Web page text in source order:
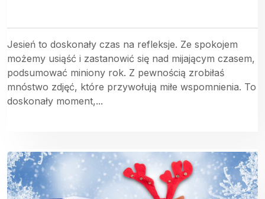
Jesień to doskonały czas na refleksje. Ze spokojem
możemy usiąść i zastanowić się nad mijającym czasem,
podsumować miniony rok. Z pewnością zrobiłaś
mnóstwo zdjęć, które przywołują miłe wspomnienia. To
doskonały moment,...